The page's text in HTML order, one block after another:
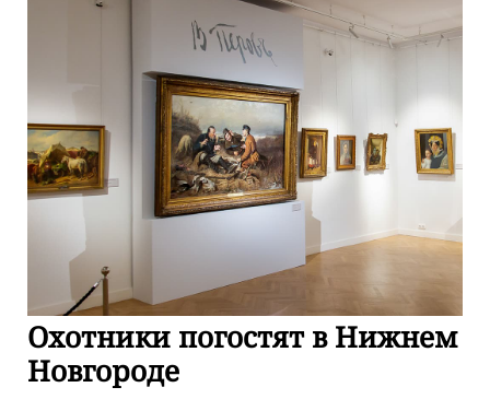
Охотники погостят в Нижнем
Новгороде